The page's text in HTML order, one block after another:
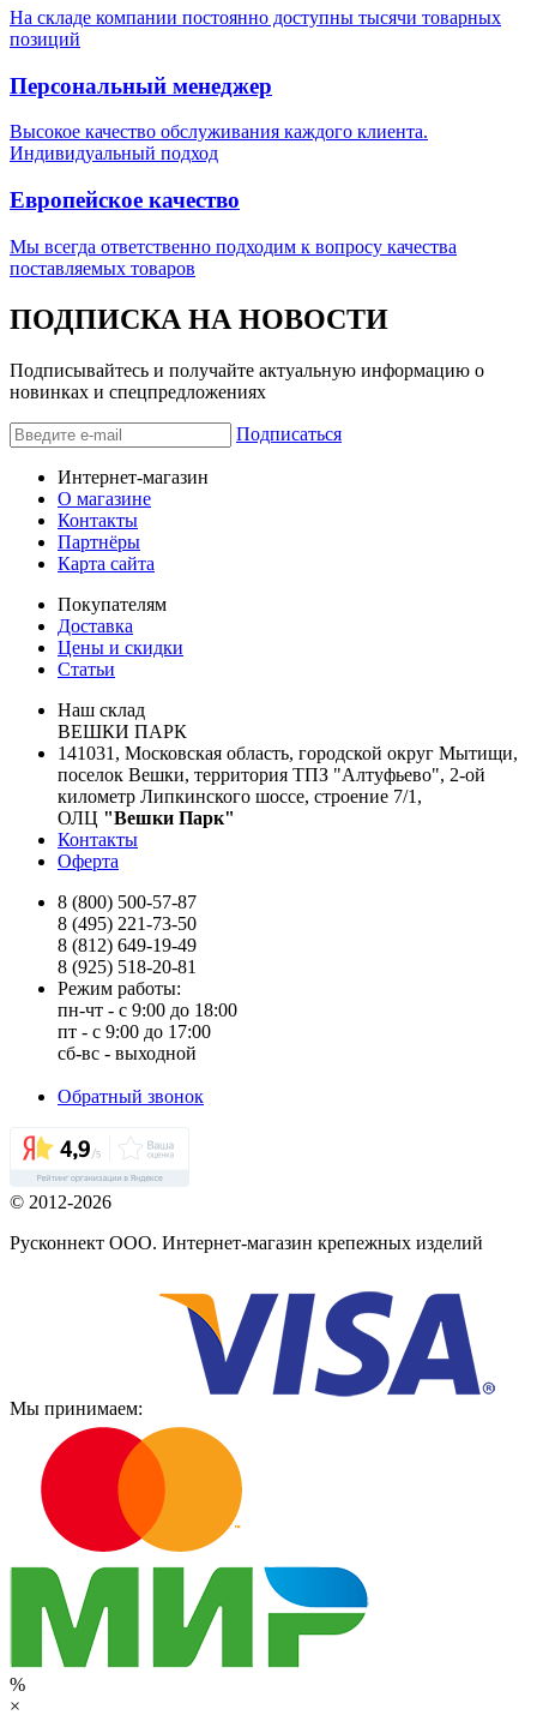
На складе компании постоянно доступны тысячи товарных
позиций
Персональный менеджер
Высокое качество обслуживания каждого клиента.
Индивидуальный подход
Европейское качество
Мы всегда ответственно подходим к вопросу качества
поставляемых товаров
ПОДПИСКА НА НОВОСТИ
Подписывайтесь и получайте актуальную информацию о
новинках и спецпредложениях
Подписаться
Интернет-магазин
О магазине
Контакты
Партнёры
Карта сайта
Покупателям
Доставка
Цены и скидки
Статьи
Наш склад
ВЕШКИ ПАРК
141031, Московская область, городской округ Мытищи,
поселок Вешки, территория ТПЗ "Алтуфьево", 2-ой
километр Липкинского шоссе, строение 7/1,
ОЛЦ "Вешки Парк"
Контакты
Оферта
8 (800) 500-57-87
8 (495) 221-73-50
8 (812) 649-19-49
8 (925) 518-20-81
Режим работы:
пн-чт - с 9:00 до 18:00
пт - с 9:00 до 17:00
сб-вс - выходной
Обратный звонок
© 2012-2026
Русконнект ООО. Интернет-магазин крепежных изделий
Мы принимаем:
%
×